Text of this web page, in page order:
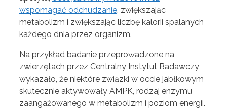
wspomagać odchudzanie , zwiększając
metabolizm i zwiększając liczbę kalorii spalanych
każdego dnia przez organizm.
Na przykład badanie przeprowadzone na
zwierzętach przez Centralny Instytut Badawczy
wykazało, że niektóre związki w occie jabłkowym
skutecznie aktywowały AMPK, rodzaj enzymu
zaangażowanego w metabolizm i poziom energii.